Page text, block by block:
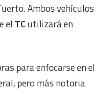
Ambos vehículos
el TCutilizará en
para enfocarse en el
pero más notoria